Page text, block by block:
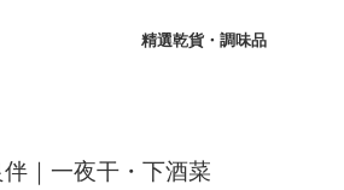
精選乾貨・調味品
｜一夜干・下酒菜